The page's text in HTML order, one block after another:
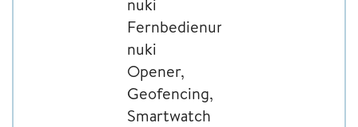
Fernbedienung,
nuki
Opener,
Geofencing,
Smartwatch